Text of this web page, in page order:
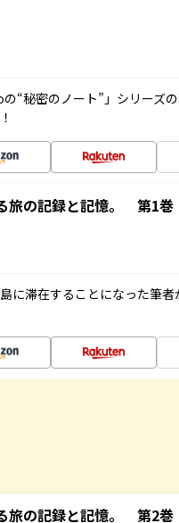
“秘密のノート”」シリーズ
旅の記録と記憶。 第1巻
に滞在することになった筆
旅の記録と記憶。 第2巻